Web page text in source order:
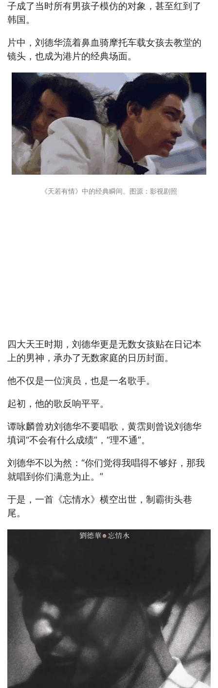
子成了当时所有男孩子模仿的对象，甚至红到了
韩国。
片中，刘德华流着鼻血骑摩托车载女孩去教堂的
镜头，也成为港片的经典场面。
《天若有情》中的经典瞬间。图源：影视剧照
四大天王时期，刘德华更是无数女孩贴在日记本
上的男神，承办了无数家庭的日历封面。
他不仅是一位演员，也是一名歌手。
起初，他的歌反响平平。
谭咏麟曾劝刘德华不要唱歌，黄霑则曾说刘德华
填词“不会有什么成绩”，“理不通”。
刘德华不以为然：“你们觉得我唱得不够好，那我
就唱到你们满意为止。”
于是，一首《忘情水》横空出世，制霸街头巷
尾。